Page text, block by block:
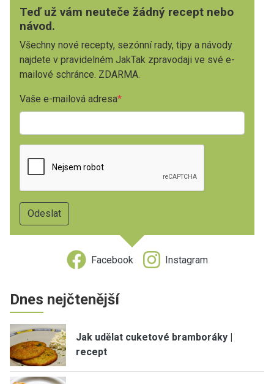
Teď už vám neuteče žádný recept nebo
návod.
Všechny nové recepty, sezónní rady, tipy a návody
najdete v pravidelném JakTak zpravodaji ve své e-
mailové schránce. ZDARMA.
Vaše e-mailová adresa
Facebook Instagram
Dnes nejčtenější
Jak udělat cuketové bramboráky |
recept